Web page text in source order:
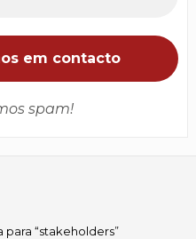
spam!
“stakeholders”